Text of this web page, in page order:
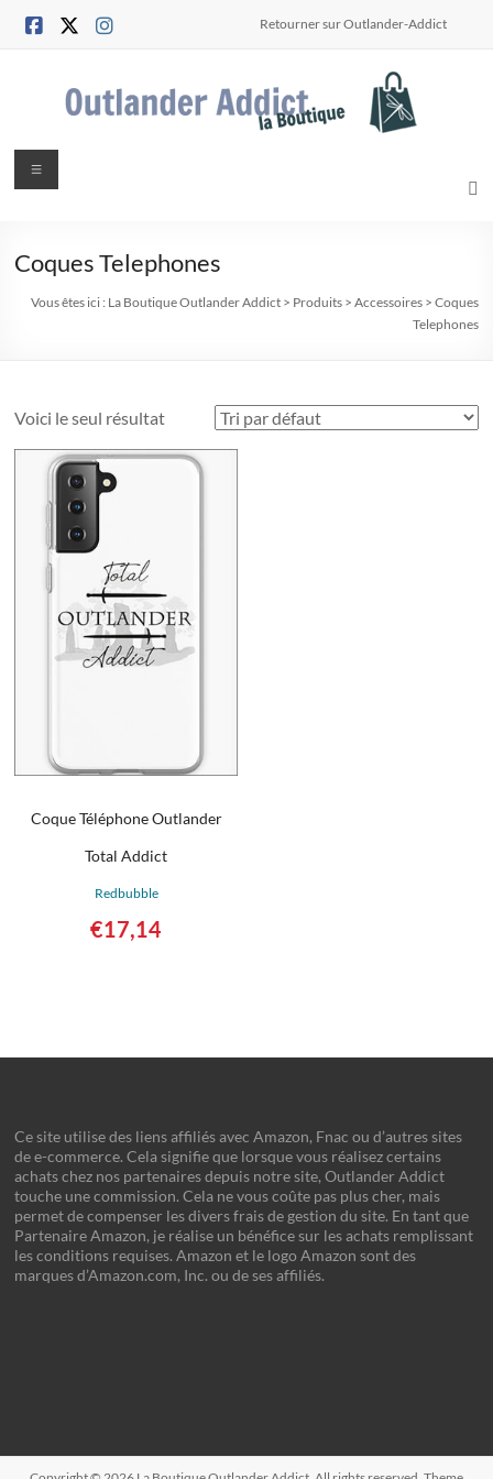
Retourner sur Outlander-Addict
La
Outlander
Addict
Menu
Coques Telephones
Vous êtes ici : La Boutique Outlander Addict> Produits> Accessoires> Coques
Telephones
Voici le seul résultat
Coque Téléphone Outlander
Total Addict
Redbubble
€17,14
Ce site utilise des liens affiliés avec Amazon, Fnac ou d’autres sites
de e-commerce. Cela signifie que lorsque vous réalisez certains
achats chez nos partenaires depuis notre site, Outlander Addict
touche une commission. Cela ne vous coûte pas plus cher, mais
permet de compenser les divers frais de gestion du site. En tant que
Partenaire Amazon, je réalise un bénéfice sur les achats remplissant
les conditions requises. Amazon et le logo Amazon sont des
marques d’Amazon.com, Inc. ou de ses affiliés.